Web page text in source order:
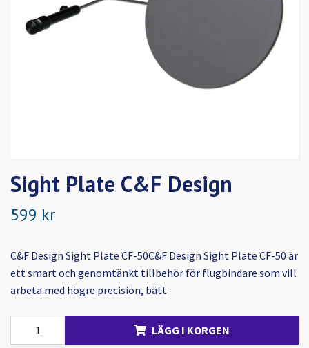
Sight Plate C&F Design
599 kr
C&F Design Sight Plate CF-50C&F Design Sight Plate CF-50 är
ett smart och genomtänkt tillbehör för flugbindare som vill
arbeta med högre precision, bätt
LÄGG I KORGEN